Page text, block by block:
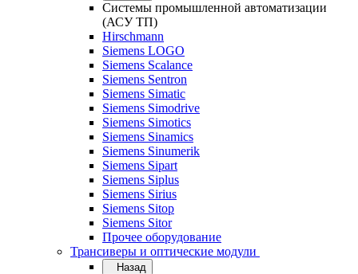
Системы промышленной автоматизации
(АСУ ТП)
Hirschmann
Siemens LOGO
Siemens Scalance
Siemens Sentron
Siemens Simatic
Siemens Simodrive
Siemens Simotics
Siemens Sinamics
Siemens Sinumerik
Siemens Sipart
Siemens Siplus
Siemens Sirius
Siemens Sitop
Siemens Sitor
Прочее оборудование
Трансиверы и оптические модули
Назад